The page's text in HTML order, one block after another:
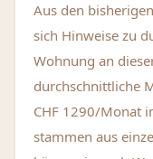
Aus den
sich Hinweise zu
Wohnung an
durchschnittliche
CHF 1290/Monat
stammen aus